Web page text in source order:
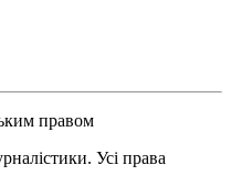
правом
Усі права